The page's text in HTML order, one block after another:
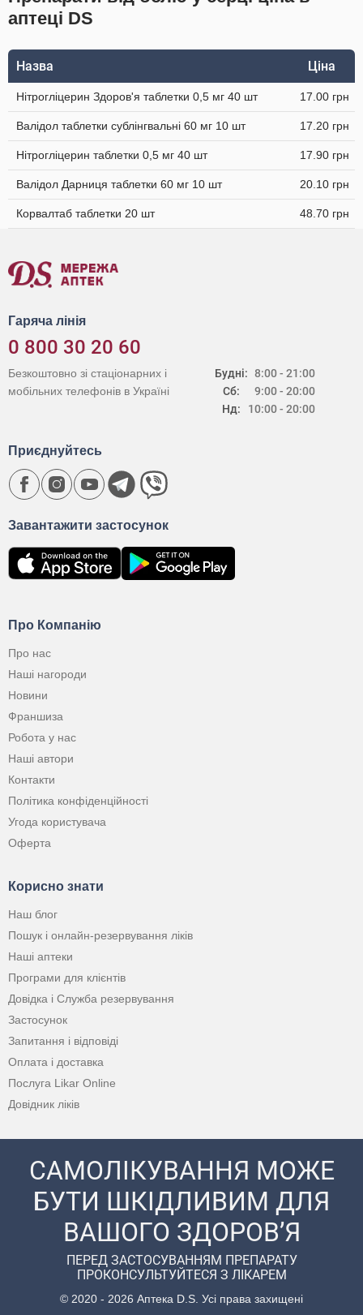
аптеці DS
Назва Ціна
Нітрогліцерин Здоров'я таблетки 0,5 мг 40 шт 17.00 грн
Валідол таблетки сублінгвальні 60 мг 10 шт 17.20 грн
Нітрогліцерин таблетки 0,5 мг 40 шт 17.90 грн
Валідол Дарниця таблетки 60 мг 10 шт 20.10 грн
Корвалтаб таблетки 20 шт 48.70 грн
Гаряча лінія
0 800 30 20 60
Будні:
Сб:
Нд:
8:00 - 21:00
9:00 - 20:00
10:00 - 20:00
Безкоштовно зі стаціонарних і
мобільних телефонів в Україні
Про Компанію
Про нас
Наші нагороди
Новини
Франшиза
Робота у нас
Наші автори
Контакти
Політика конфіденційності
Угода користувача
Оферта
Корисно знати
Наш блог
Пошук і онлайн-резервування ліків
Наші аптеки
Програми для клієнтів
Довідка і Служба резервування
Застосунок
Запитання і відповіді
Оплата і доставка
Послуга Likar Online
Довідник ліків
Завантажити застосунок
Приєднуйтесь
САМОЛІКУВАННЯ МОЖЕ
БУТИ ШКІДЛИВИМ ДЛЯ
ВАШОГО ЗДОРОВ’Я
ПЕРЕД ЗАСТОСУВАННЯМ ПРЕПАРАТУ
ПРОКОНСУЛЬТУЙТЕСЯ З ЛІКАРЕМ
© 2020 - 2026 Аптека D.S. Усі права захищені